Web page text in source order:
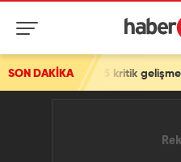
SON DAKİKA
İşte 5 kritik gelişme